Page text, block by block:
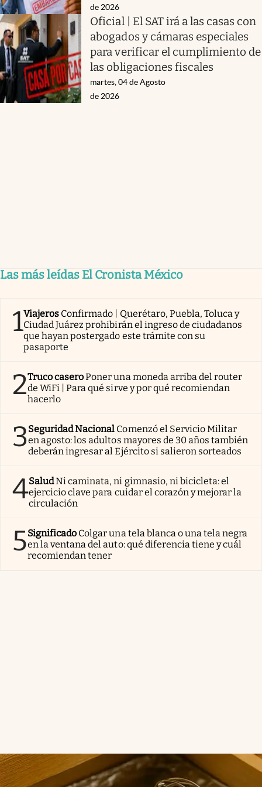
de 2026
Oficial | El SAT irá a las casas con
abogados y cámaras especiales
para verificar el cumplimiento de
las obligaciones fiscales
martes, 04 de Agosto
de 2026
Las más leídas El Cronista México
1Viajeros Confirmado | Querétaro, Puebla, Toluca y
Ciudad Juárez prohibirán el ingreso de ciudadanos
que hayan postergado este trámite con su
pasaporte
2Truco caseroPoner una moneda arriba del router
de WiFi | Para qué sirve y por qué recomiendan
hacerlo
3Seguridad Nacional Comenzó el Servicio Militar
en agosto: los adultos mayores de 30 años también
deberán ingresar al Ejército si salieron sorteados
4SaludNi caminata, ni gimnasio, ni bicicleta: el
ejercicio clave para cuidar el corazón y mejorar la
circulación
5Significado Colgar una tela blanca o una tela negra
en la ventana del auto: qué diferencia tiene y cuál
recomiendan tener